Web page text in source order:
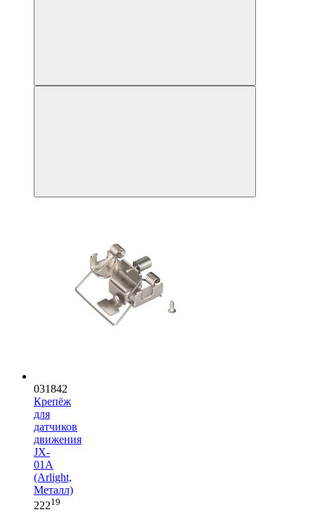
031842
Крепёж
для
датчиков
движения
JX-
01A
(Arlight,
Металл)
22219